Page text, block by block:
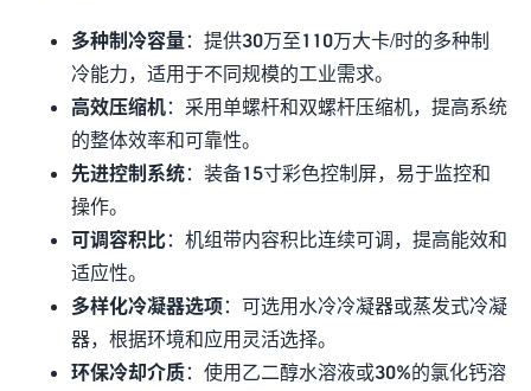
多种制冷容量：提供30万至110万大卡/时的多种制
冷能力，适用于不同规模的工业需求。
高效压缩机：采用单螺杆和双螺杆压缩机，提高系统
的整体效率和可靠性。
先进控制系统：装备15寸彩色控制屏，易于监控和
操作。
可调容积比：机组带内容积比连续可调，提高能效和
适应性。
多样化冷凝器选项：可选用水冷冷凝器或蒸发式冷凝
器，根据环境和应用灵活选择。
环保冷却介质：使用乙二醇水溶液或30%的氯化钙溶